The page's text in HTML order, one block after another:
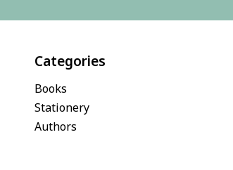
Categories
Books
Stationery
Authors